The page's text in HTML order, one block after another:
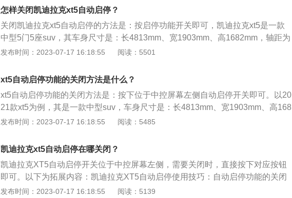
克xt5为例，其车身尺寸是：长4813mm、宽1903mm、高1682mm，轴距为2857
mm，车身重量为1830kg。
怎样关闭凯迪拉克xt5自动启停？
关闭凯迪拉克xt5自动启停的方法是：按启停功能开关即可，凯迪拉克xt5是一款
中型5门5座suv，其车身尺寸是：长4813mm、宽1903mm、高1682mm，轴距为
2857mm。凯迪拉克xt5搭载了2.0T涡轮增压发动机和9挡手自一体变速箱，最大
弗逊式独立悬架，后悬架使用了五连杆独立悬架。
发布时间：2023-07-17 16:18:55 阅读：5501
xt5自动启停功能的关闭方法是什么？
xt5自动启停功能的关闭方法是：按下位于中控屏幕左侧自动启停开关即可。以20
21款xt5为例，其是一款中型suv，车身尺寸是：长4813mm、宽1903mm、高168
2mm，轴距为2857mm，油箱容积为73l，车身重量为1830kg。2021款xt5搭载2.
w，与其匹配的是9挡手自一体变速箱。
发布时间：2023-07-17 16:18:55 阅读：5485
凯迪拉克xt5自动启停在哪关闭？
凯迪拉克XT5自动启停开关位于中控屏幕左侧，需要关闭时，直接按下对应按钮
即可。以下为拓展内容：凯迪拉克XT5自动启停使用技巧：自动启停功能的关闭
需要每次开车时关闭，如果要永久关闭只能通过到4s店进行设置。在频繁堵车的
发布时间：2023-07-17 16:18:55 阅读：5139